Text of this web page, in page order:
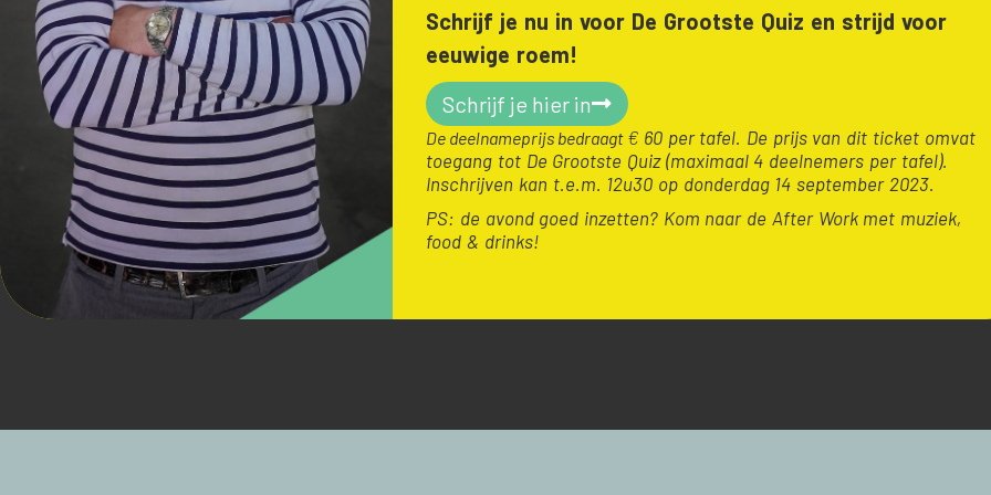
Schrijf je nu in voor De Grootste Quiz en strijd voor
eeuwige roem!
Schrijf je hier in
De deelnameprijs bedraagt € 60 per tafel. De prijs van dit ticket omvat
toegang tot De Grootste Quiz (maximaal 4 deelnemers per tafel).
Inschrijven kan t.e.m. 12u30 op donderdag 14 september 2023.
PS: de avond goed inzetten? Kom naar de After Work met muziek,
food & drinks!